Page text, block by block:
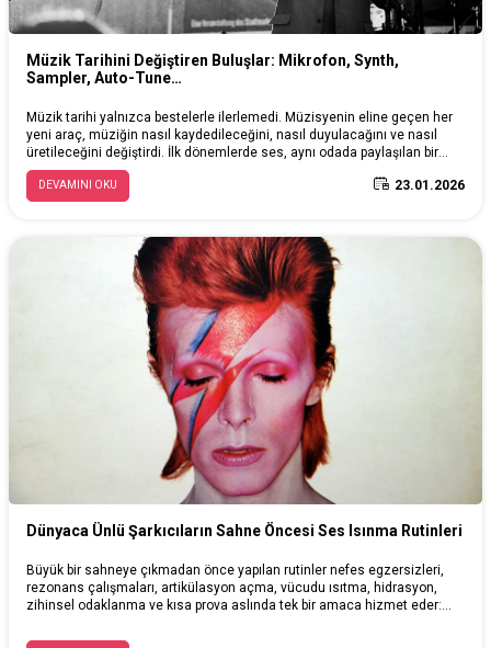
Müzik Tarihini Değiştiren Buluşlar: Mikrofon, Synth,
Sampler, Auto-Tune…
Müzik tarihi yalnızca bestelerle ilerlemedi. Müzisyenin eline geçen her
yeni araç, müziğin nasıl kaydedileceğini, nasıl duyulacağını ve nasıl
üretileceğini değiştirdi. İlk dönemlerde ses, aynı odada paylaşılan bir
andı. Sonra kayıt geldi; ardından sesin büyütülmesi, taşınması ve
“stüdyoda yeniden kurulması” mümkün oldu. Bugün “sound” dediğimiz
şeyin büyük kısmı, enstrümandan çok teknolojiyle şekilleniyor. Bu
ne oldu” netliğiyle aktarıyoruz.
DEVAMINI OKU 23.01.2026
Dünyaca Ünlü Şarkıcıların Sahne Öncesi Ses Isınma Rutinleri
Büyük bir sahneye çıkmadan önce yapılan rutinler nefes egzersizleri,
rezonans çalışmaları, artikülasyon açma, vücudu ısıtma, hidrasyon,
zihinsel odaklanma ve kısa prova aslında tek bir amaca hizmet eder:
yüksek şiddette, uzun süreli ve stres altında çalıştırıldığında zorlanma